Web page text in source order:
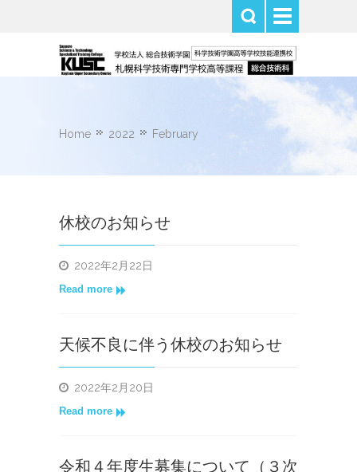
Home 2022 February
休校のお知らせ
2022年2月22日
Read more
天候不良に伴う休校のお知らせ
2022年2月20日
Read more
令和４年度生募集について（３次